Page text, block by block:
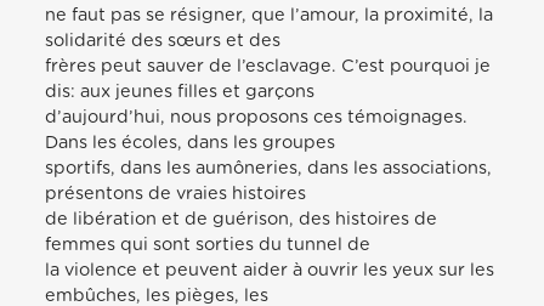
ne faut pas se résigner, que l’amour, la proximité, la
solidarité des sœurs et des
frères peut sauver de l’esclavage. C’est pourquoi je
dis: aux jeunes filles et garçons
d’aujourd’hui, nous proposons ces témoignages.
Dans les écoles, dans les groupes
sportifs, dans les aumôneries, dans les associations,
présentons de vraies histoires
de libération et de guérison, des histoires de
femmes qui sont sorties du tunnel de
la violence et peuvent aider à ouvrir les yeux sur les
embûches, les pièges, les